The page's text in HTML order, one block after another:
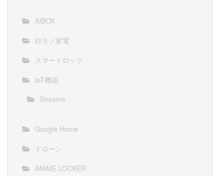
AIBOX
白モノ家電
スマートロック
IoT機器
Sesame
Google Home
ドローン
ANIME LOCKER